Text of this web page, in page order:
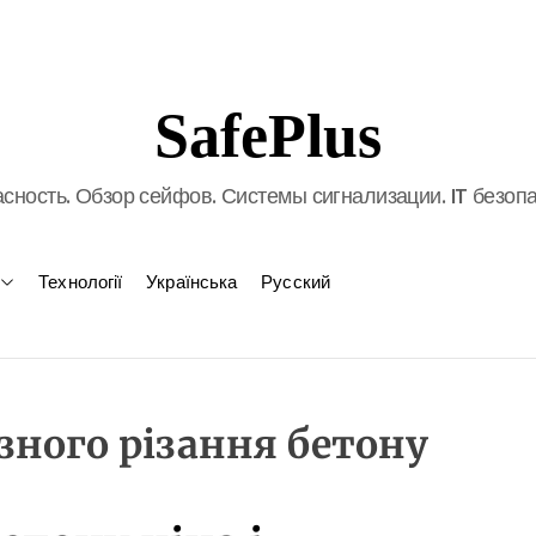
SafePlus
Обзор сейфов. Системы сигнализации. IT
Технології Українська Русский
різання бетону